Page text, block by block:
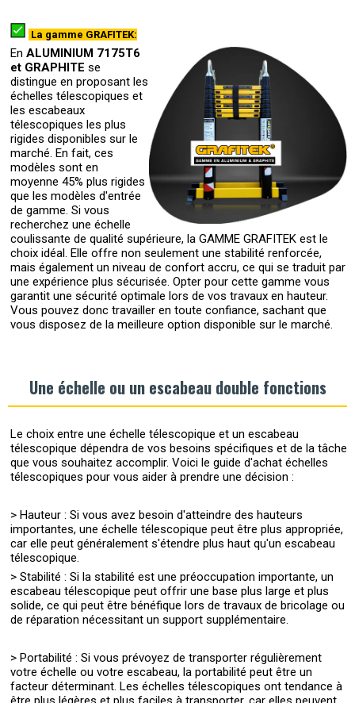
La gamme GRAFITEK:
En ALUMINIUM 7175T6
et GRAPHITE se
distingue en proposant les
échelles télescopiques et
les escabeaux
télescopiques les plus
rigides disponibles sur le
marché. En fait, ces
modèles sont en
moyenne 45% plus rigides
que les modèles d'entrée
de gamme. Si vous
recherchez une échelle
coulissante de qualité supérieure, la GAMME GRAFITEK est le
choix idéal. Elle offre non seulement une stabilité renforcée,
mais également un niveau de confort accru, ce qui se traduit par
une expérience plus sécurisée. Opter pour cette gamme vous
garantit une sécurité optimale lors de vos travaux en hauteur.
Vous pouvez donc travailler en toute confiance, sachant que
vous disposez de la meilleure option disponible sur le marché.
Une échelle ou un escabeau double fonctions
Le choix entre une échelle télescopique et un escabeau
télescopique dépendra de vos besoins spécifiques et de la tâche
que vous souhaitez accomplir. Voici le guide d'achat échelles
télescopiques pour vous aider à prendre une décision :
> Hauteur : Si vous avez besoin d'atteindre des hauteurs
importantes, une échelle télescopique peut être plus appropriée,
car elle peut généralement s'étendre plus haut qu'un escabeau
télescopique.
> Stabilité : Si la stabilité est une préoccupation importante, un
escabeau télescopique peut offrir une base plus large et plus
solide, ce qui peut être bénéfique lors de travaux de bricolage ou
de réparation nécessitant un support supplémentaire.
> Portabilité : Si vous prévoyez de transporter régulièrement
votre échelle ou votre escabeau, la portabilité peut être un
facteur déterminant. Les échelles télescopiques ont tendance à